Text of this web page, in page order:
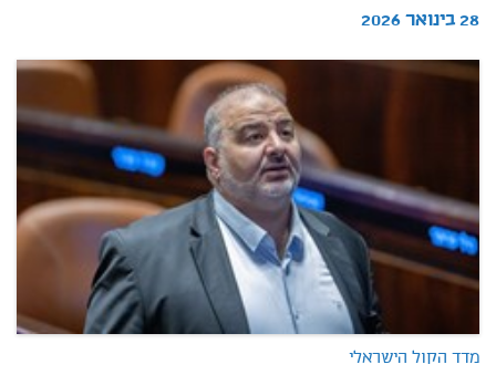
28 בינואר 2026
מדד הקול הישראלי